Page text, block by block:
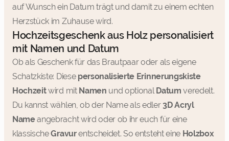
auf Wunsch ein Datum trägt und damit zu einem echten
Herzstück im Zuhause wird.
Hochzeitsgeschenk aus Holz personalisiert
mit Namen und Datum
Ob als Geschenk für das Brautpaar oder als eigene
Schatzkiste: Diese personalisierte Erinnerungskiste
Hochzeitwird mit Namen und optional Datum veredelt.
Du kannst wählen, ob der Name als edler3D Acryl
Nameangebracht wird oder ob ihr euch für eine
klassischeGravurentscheidet. So entsteht eine Holzbox